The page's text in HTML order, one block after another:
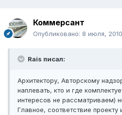
Коммерсант
Опубликовано: 8 июля, 2010
Rais писал:
Архитектору, Авторскому
наплевать, кто и где
интересов не рассматриваем)
Главное, соответствие проекту